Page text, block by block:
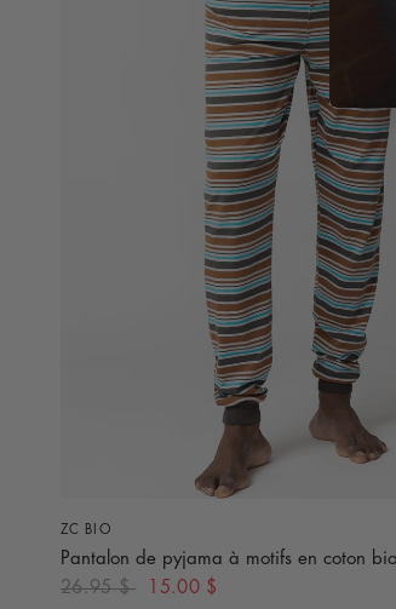
ZC BIO
Pantalon de pyjama à motifs en coton bio
26.95 $
15.00 $